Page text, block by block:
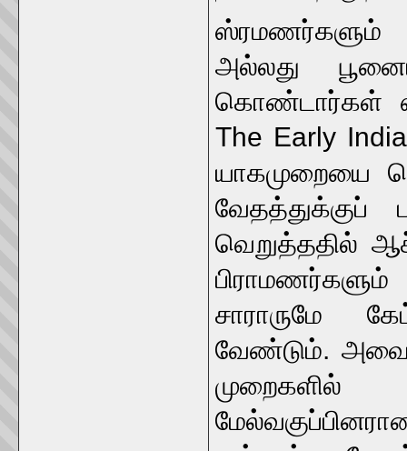
ஸ்ரமணர்களும்
அல்லது
கொண்டார்கள்
The Early
யாகமுறையை
வெறுத்ததில்
சாராருமே
வேண்டும்.